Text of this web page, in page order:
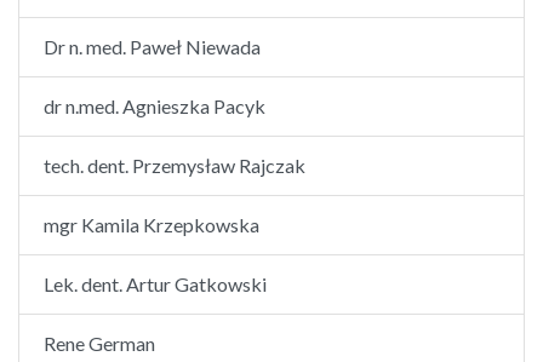
Dr n. med. Paweł Niewada
dr n.med. Agnieszka Pacyk
tech. dent. Przemysław Rajczak
mgr Kamila Krzepkowska
Lek. dent. Artur Gatkowski
Rene German